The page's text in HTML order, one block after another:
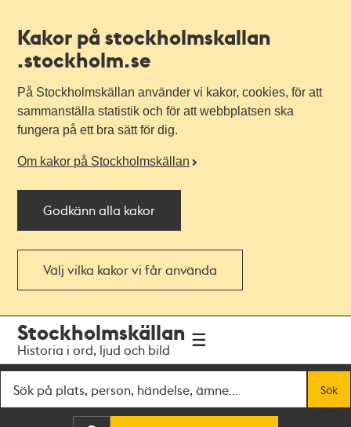
Kakor på stockholmskallan
.stockholm.se
På Stockholmskällan använder vi kakor, cookies, för att
sammanställa statistik och för att webbplatsen ska
fungera på ett bra sätt för dig.
Om kakor på Stockholmskällan
Godkänn alla kakor
Välj vilka kakor vi får använda
navigationen
huvudinnehållet
Stockholmskällan
Historia i ord, ljud och bild
Sök